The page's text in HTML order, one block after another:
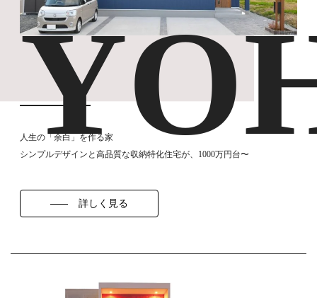
人生の「余白」を作る家
シンプルデザインと高品質な収納特化住宅が、1000万円台〜
詳しく見る